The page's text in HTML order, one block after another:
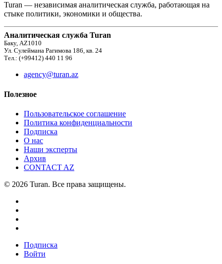
Turan — независимая аналитическая служба, работающая на
стыке политики, экономики и общества.
Аналитическая служба Turan
Баку, AZ1010
Ул. Сулеймана Рагимова 186, кв. 24
Тел.: (+99412) 440 11 96
agency@turan.az
Полезное
Пользовательское соглашение
Политика конфиденциальности
Подписка
О нас
Наши эксперты
Архив
CONTACT AZ
© 2026 Turan. Все права защищены.
Подписка
Войти